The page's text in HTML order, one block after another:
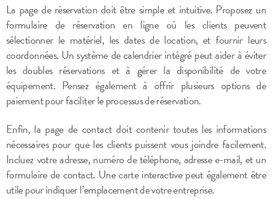
La page de réservation doit être simple et intuitive. Proposez un
formulaire de réservation en ligne où les clients peuvent
sélectionner le matériel, les dates de location, et fournir leurs
coordonnées. Un système de calendrier intégré peut aider à éviter
les doubles réservations et à gérer la disponibilité de votre
équipement. Pensez également à offrir plusieurs options de
paiement pour faciliter le processus de réservation.
Enfin, la page de contact doit contenir toutes les informations
nécessaires pour que les clients puissent vous joindre facilement.
Incluez votre adresse, numéro de téléphone, adresse e-mail, et un
formulaire de contact. Une carte interactive peut également être
utile pour indiquer l’emplacement de votre entreprise.